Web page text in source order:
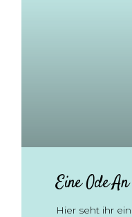
Eine Ode
Hier seht ihr